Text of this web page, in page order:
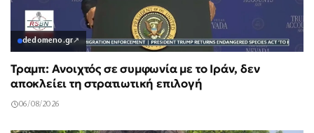
dedomeno.gr↗
Τραμπ: Ανοιχτός σε συμφωνία με το Ιράν, δεν
αποκλείει τη στρατιωτική επιλογή
06/08/2026